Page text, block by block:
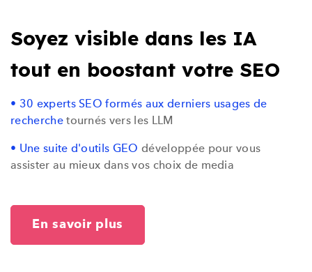
Soyez visible dans les IA
tout en boostant votre SEO
• 30 experts SEO formés aux derniers usages de
recherchetournés vers les LLM
• Une suite d'outils GEO développée pour vous
assister au mieux dans vos choix de media
En savoir plus